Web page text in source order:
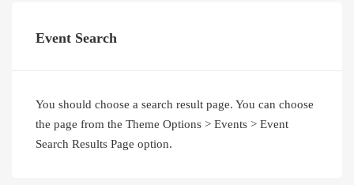
Event Search
You should choose a search result page. You can choose
the page from the Theme Options > Events > Event
Search Results Page option.